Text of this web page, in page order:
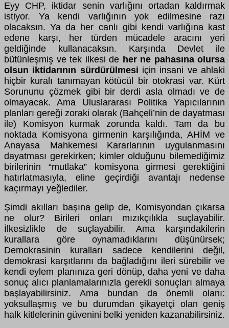
Eyy CHP, iktidar senin varlığını ortadan kaldırmak
istiyor. Ya kendi varlığının yok edilmesine razı
olacaksın. Ya da her canlı gibi kendi varlığına kast
edene karşı, her türden mücadele aracını yeri
geldiğinde kullanacaksın. Karşında Devlet ile
bütünleşmiş ve tek ilkesi de her ne pahasına olursa
olsun iktidarının sürdürülmesi için insani ve ahlaki
hiçbir kuralı tanımayan kötücül bir otokrasi var. Kürt
Sorununu çözmek gibi bir derdi asla olmadı ve de
olmayacak. Ama Uluslararası Politika Yapıcılarının
planları gereği zoraki olarak (Bahçeli’nin de dayatması
ile) Komisyon kurmak zorunda kaldı. Tam da bu
noktada Komisyona girmenin karşılığında, AHİM ve
Anayasa Mahkemesi Kararlarının uygulanmasını
dayatması gerekirken; kimler olduğunu bilemediğimiz
birilerinin “mutlaka” komisyona girmesi gerektiğini
hatırlatmasıyla, eline geçirdiği avantajı nedense
kaçırmayı yeğlediler.
Şimdi akılları başına gelip de, Komisyondan çıkarsa
ne olur? Birileri onları mızıkçılıkla suçlayabilir.
İlkesizlikle de suçlayabilir. Ama karşındakilerin
kurallara göre oynamadıklarını düşünürsek;
Demokrasinin kuralları sadece kendilerini değil,
demokrasi karşıtlarını da bağladığını ileri sürebilir ve
kendi eylem planınıza geri dönüp, daha yeni ve daha
sonuç alıcı planlamalarınızla gerekli sonuçları almaya
başlayabilirsiniz. Ama bundan da önemli olanı:
yoksullaşmış ve bu durumdan şikayetçi olan geniş
halk kitlelerinin güvenini belki yeniden kazanabilirsiniz.